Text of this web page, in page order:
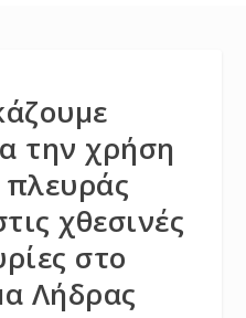
την χρήση
χθεσινές
στο
Λήδρας